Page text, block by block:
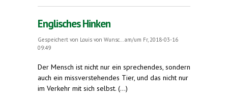
Englisches Hinken
Gespeichert von Louis von Wunsc...
am/um Fr, 2018-03-16
09:49
Der Mensch ist nicht nur ein spre­chen­des, son­dern
auch ein miss­ver­ste­hen­des Tier, und das nicht nur
im Ver­kehr mit sich selbst. (...)